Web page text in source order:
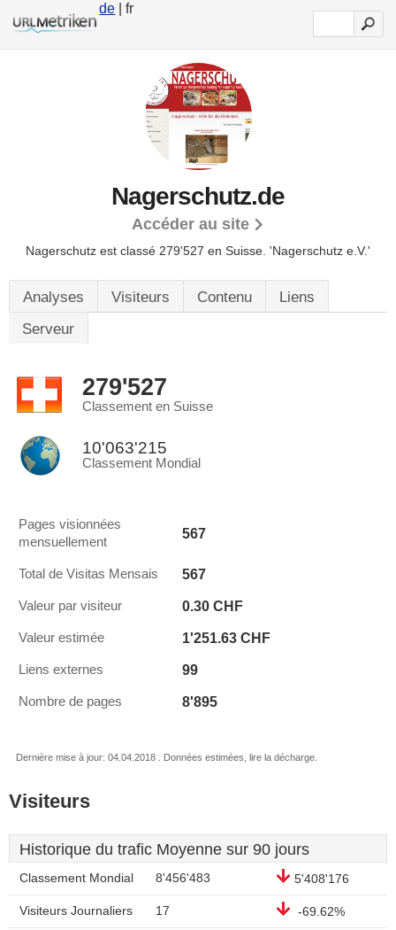
de | fr
Nagerschutz.de
Accéder au site
Nagerschutz est classé 279'527 en Suisse. 'Nagerschutz e.V.'
Analyses Visiteurs Contenu
Liens
Serveur
279'527
Classement en Suisse
10'063'215
Classement Mondial
Pages visionnées
mensuellement
567
Total de Visitas Mensais 567
Valeur par visiteur 0.30 CHF
Valeur estimée 1'251.63 CHF
Liens externes 99
Nombre de pages 8'895
Dernière mise à jour: 04.04.2018 . Données estimées, lire la décharge.
Visiteurs
Historique du trafic Moyenne sur 90 jours
Classement Mondial 8'456'483 5'408'176
Visiteurs Journaliers 17 -69.62%